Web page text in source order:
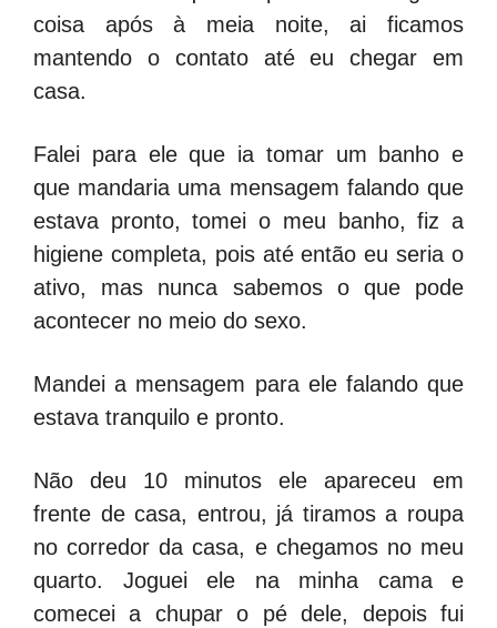
coisa após à meia noite, ai ficamos
mantendo o contato até eu chegar em
casa.
Falei para ele que ia tomar um banho e
que mandaria uma mensagem falando que
estava pronto, tomei o meu banho, fiz a
higiene completa, pois até então eu seria o
ativo, mas nunca sabemos o que pode
acontecer no meio do sexo.
Mandei a mensagem para ele falando que
estava tranquilo e pronto.
Não deu 10 minutos ele apareceu em
frente de casa, entrou, já tiramos a roupa
no corredor da casa, e chegamos no meu
quarto. Joguei ele na minha cama e
comecei a chupar o pé dele, depois fui